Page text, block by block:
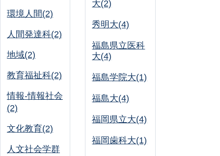
環境人間(2)
人間発達科(2)
地域(2)
教育福祉科(2)
情報-情報社会
(2)
文化教育(2)
人文社会学群
大(2)
秀明大(4)
福島県立医科
大(4)
福島学院大(1)
福島大(4)
福岡県立大(4)
福岡歯科大(1)